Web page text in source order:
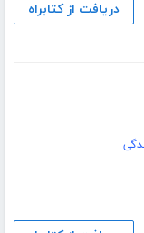
دریافت از کتابراه